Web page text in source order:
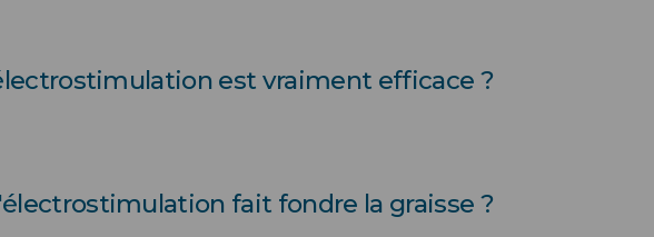
est vraiment efficace ?
classique. En 20 minutes, elle offre les
fait fondre la graisse ?